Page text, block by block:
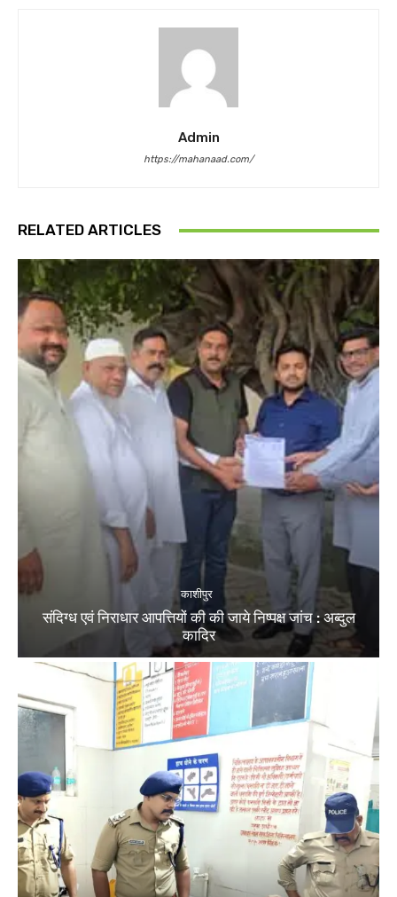
Admin
https://mahanaad.com/
RELATED ARTICLES
काशीपुर
संदिग्ध एवं निराधार आपत्तियों की की जाये निष्पक्ष जांच : अब्दुल
कादिर